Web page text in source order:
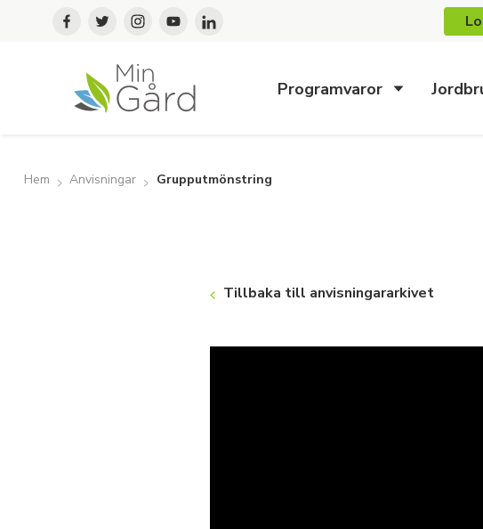
Programvaror
Hem Anvisningar Grupputmönstring
Tillbaka till anvisningararkivet